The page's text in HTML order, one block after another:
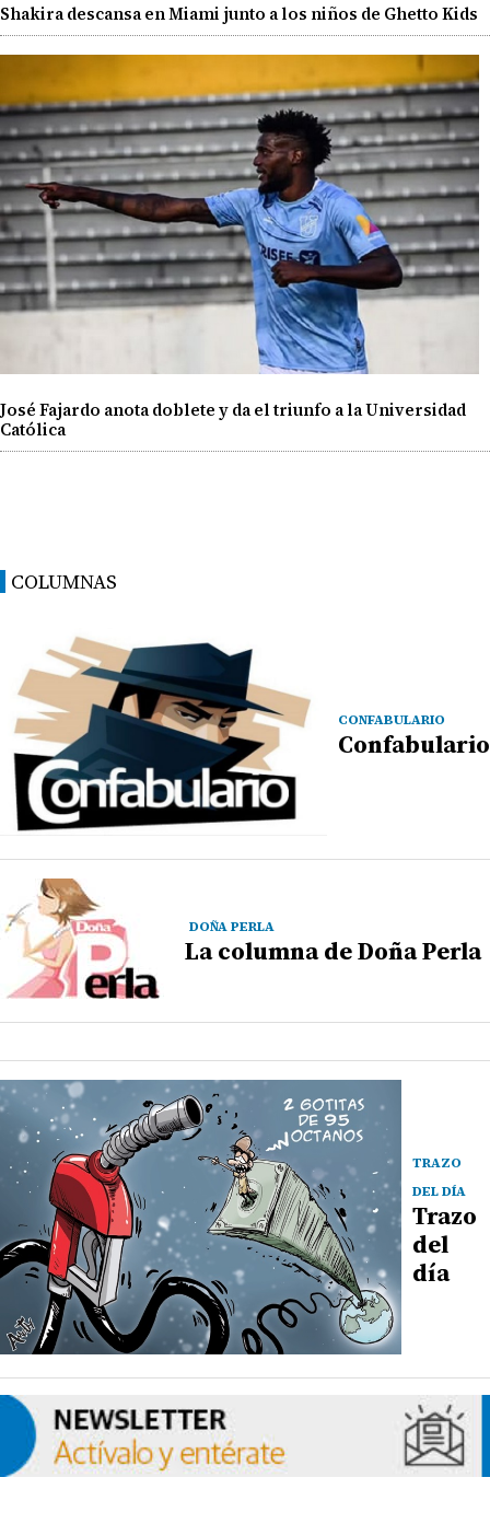
Shakira descansa en Miami junto a los niños de Ghetto Kids
José Fajardo anota doblete y da el triunfo a la Universidad
Católica
COLUMNAS
CONFABULARIO
Confabulario
DOÑA PERLA
La columna de Doña Perla
TRAZO
DEL DÍA
Trazo
del
día